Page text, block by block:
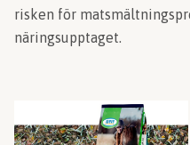
risken för
näringsupptaget.